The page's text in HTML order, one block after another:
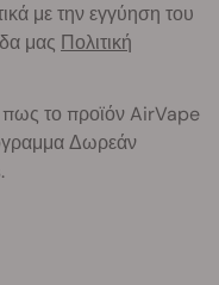
με την εγγύηση του
μας Πολιτική
το προϊόν AirVape
Δωρεάν